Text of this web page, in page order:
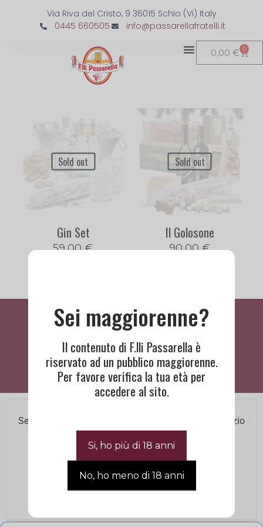
Via Riva del Cristo, 9 36015 Schio (Vi) Italy
0445 660505
info@passarellafratelli.it
0,00€ 0
Sold out
Gin Set
59,00€
Sold out
Il Golosone
90,00€
Cosa Dicono Di Noi
Se hai bisogno di assistenza contatta il nostro Servizio
Lun – Ven 8.00 12.00 / 14.00 18.00
+390445660505 |info@passarellafratelli.it
Sei maggiorenne?
Il contenuto di F.lli Passarella è
riservato ad un pubblico maggiorenne.
Per favore verifica la tua età per
accedere al sito.